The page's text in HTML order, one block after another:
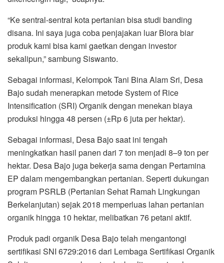
“Ke sentral-sentral kota pertanian bisa studi banding
disana. Ini saya juga coba penjajakan luar Blora biar
produk kami bisa kami gaetkan dengan investor
sekalipun,” sambung Siswanto.
Sebagai informasi, Kelompok Tani Bina Alam Sri, Desa
Bajo sudah menerapkan metode System of Rice
Intensification (SRI) Organik dengan menekan biaya
produksi hingga 48 persen (±Rp 6 juta per hektar).
Sebagai informasi, Desa Bajo saat ini tengah
meningkatkan hasil panen dari 7 ton menjadi 8–9 ton per
hektar. Desa Bajo juga bekerja sama dengan Pertamina
EP dalam mengembangkan pertanian. Seperti dukungan
program PSRLB (Pertanian Sehat Ramah Lingkungan
Berkelanjutan) sejak 2018 memperluas lahan pertanian
organik hingga 10 hektar, melibatkan 76 petani aktif.
Produk padi organik Desa Bajo telah mengantongi
sertifikasi SNI 6729:2016 dari Lembaga Sertifikasi Organik